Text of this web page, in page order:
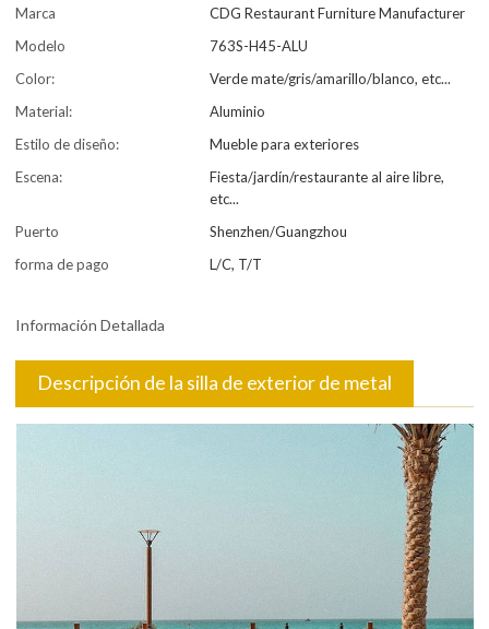
Marca
CDG Restaurant Furniture Manufacturer
Modelo
763S-H45-ALU
Color:
Verde mate/gris/amarillo/blanco, etc...
Material:
Aluminio
Estilo de diseño:
Mueble para exteriores
Escena:
Fiesta/jardín/restaurante al aire libre,
etc...
Puerto
Shenzhen/Guangzhou
forma de pago
L/C, T/T
Información Detallada
Descripción de la silla de exterior de metal